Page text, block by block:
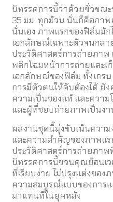
นิทรรศการนี้ว่าด้วยชั่วขณ
35 มม. ทุกม้วน นั่นก็คือภา
นั่นเอง ภาพแรกของฟิล์มมั
เอกลักษณ์เฉพาะตัวจนกล
ประวัติศาสตร์การถ่ายภาพ
พลิกโฉมหน้าการถ่ายและ
เอกลักษณ์ของฟิล์ม ทั้งเกรน
การมีตัวตนให้จับต้องได้ ยั
ความเป็นของแท้ และควา
และผู้ที่ชอบถ่ายภาพเป็นงา
ผลงานชุดนี้มุ่งขับเน้นควา
และความสำคัญของภาพแ
ประวัติศาสตร์การถ่ายภาพ
นิทรรศการนี้ชวนคุณย้อนเ
ที่เรียบง่าย ไม่ปรุงแต่งขอ
ความสมบูรณ์แบบของการ
มาแทนที่ในยุคหลัง